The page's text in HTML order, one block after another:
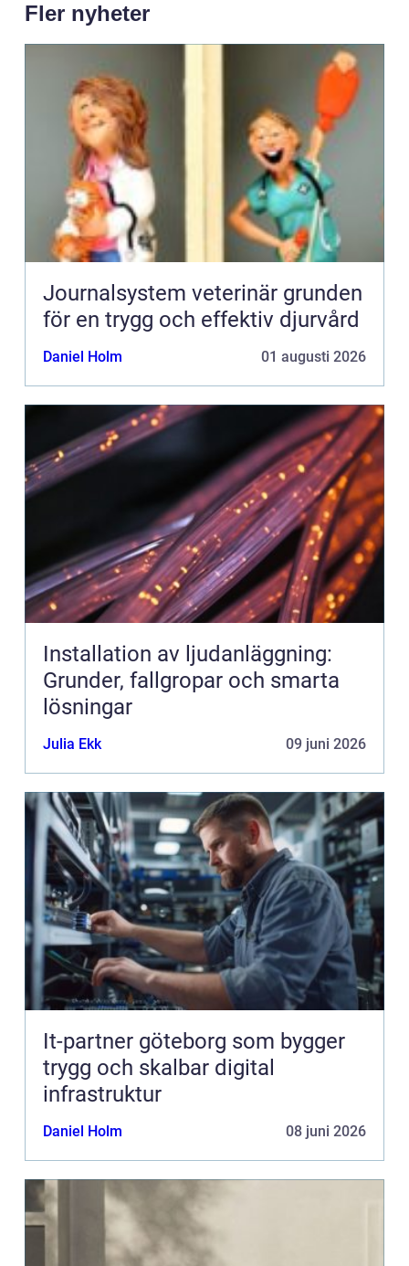
Fler nyheter
Journalsystem veterinär grunden
för en trygg och effektiv djurvård
Daniel Holm 01 augusti 2026
Installation av ljudanläggning:
Grunder, fallgropar och smarta
lösningar
Julia Ekk 09 juni 2026
It-partner göteborg som bygger
trygg och skalbar digital
infrastruktur
Daniel Holm 08 juni 2026